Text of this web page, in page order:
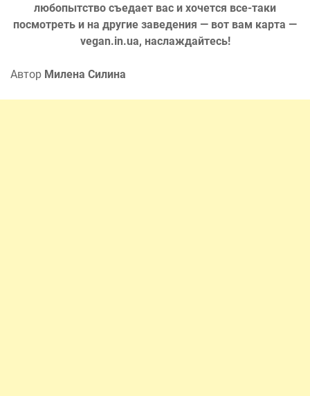
любопытство съедает вас и хочется все-таки
посмотреть и на другие заведения — вот вам карта —
vegan.in.ua, наслаждайтесь!
Автор Милена Силина